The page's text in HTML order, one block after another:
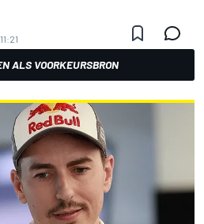
ALS VOORKEURSBRON